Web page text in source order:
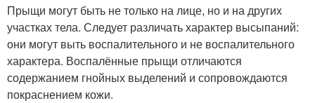
Прыщи могут быть не только на лице, но и на других
участках тела. Следует различать характер высыпаний:
они могут выть воспалительного и не воспалительного
характера. Воспалённые прыщи отличаются
содержанием гнойных выделений и сопровождаются
покраснением кожи.